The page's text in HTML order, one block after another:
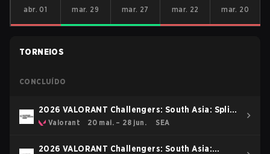
abr. 01
mar. 29
mar. 27
mar. 22
mar. 20
TORNEIOS
CONCLUÍDO
2026 VALORANT Challengers: South Asia: Split
2 Valorant 20 mai. – 28 jun. SEA
2026 VALORANT Challengers: South Asia: